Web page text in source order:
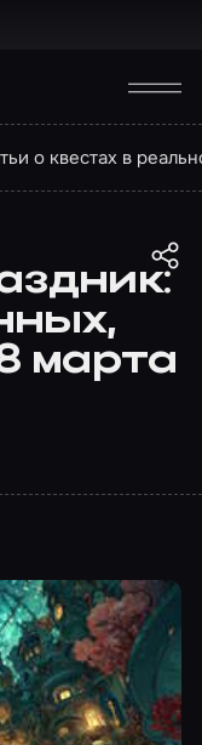
о квестах в
марта